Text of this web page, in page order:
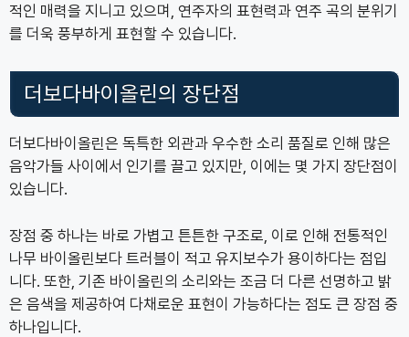
적인 매력을 지니고 있으며, 연주자의 표현력과 연주 곡의 분위기
를 더욱 풍부하게 표현할 수 있습니다.
더보다바이올린의 장단점
더보다바이올린은 독특한 외관과 우수한 소리 품질로 인해 많은
음악가들 사이에서 인기를 끌고 있지만, 이에는 몇 가지 장단점이
있습니다.
장점 중 하나는 바로 가볍고 튼튼한 구조로, 이로 인해 전통적인
나무 바이올린보다 트러블이 적고 유지보수가 용이하다는 점입
니다. 또한, 기존 바이올린의 소리와는 조금 더 다른 선명하고 밝
은 음색을 제공하여 다채로운 표현이 가능하다는 점도 큰 장점 중
하나입니다.